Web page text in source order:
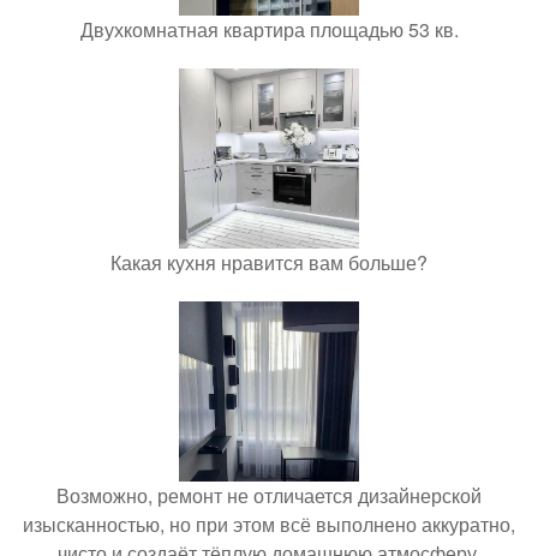
Двухкомнатная квартира площадью 53 кв.
Какая кухня нравится вам больше?
Возможно, ремонт не отличается дизайнерской
изысканностью, но при этом всё выполнено аккуратно,